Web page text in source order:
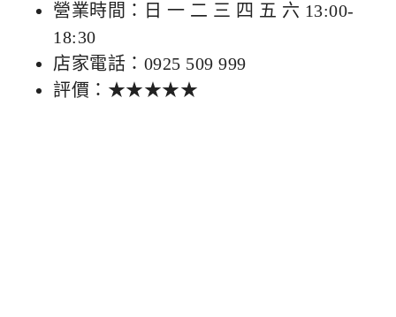
營業時間：日 一 二 三 四 五 六 13:00-
18:30
店家電話：0925 509 999
評價：★★★★★